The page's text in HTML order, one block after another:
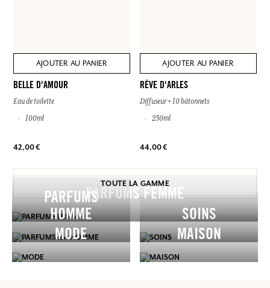
AJOUTER AU PANIER
BELLE D'AMOUR
Eau de toilette
100ml
42,00 €
AJOUTER AU PANIER
RÊVE D'ARLES
Diffuseur + 10 bâtonnets
250ml
44,00 €
TOUTE LA GAMME
PARFUMS FEMME
PARFUMS
HOMME
SOINS
MODE
MAISON